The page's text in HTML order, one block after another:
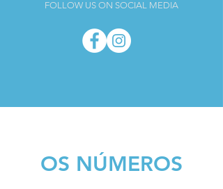
FOLLOW US ON SOCIAL MEDIA
OS NÚMEROS